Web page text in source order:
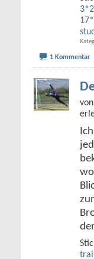
1 Kommentar
von